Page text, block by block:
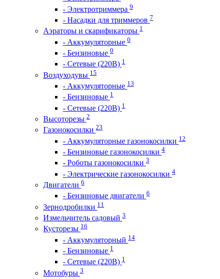
- Электротриммера 9
- Насадки для триммеров 7
Аэраторы и скарификаторы 1
- Аккумуляторные 0
- Бензиновые 0
- Сетевые (220В) 1
Воздуходувы 15
- Аккумуляторные 13
- Бензиновые 1
- Сетевые (220В) 1
Высоторезы 2
Газонокосилки 23
- Аккумуляторные газонокосилки 12
- Бензиновые газонокосилки 4
- Роботы газонокосилки 3
- Электрические газонокосилки 4
Двигатели 6
- Бензиновые двигатели 6
Зернодробилки 11
Измельчитель садовый 3
Кусторезы 16
- Аккумуляторный 14
- Бензиновые 1
- Сетевые (220В) 1
Мотобуры 3